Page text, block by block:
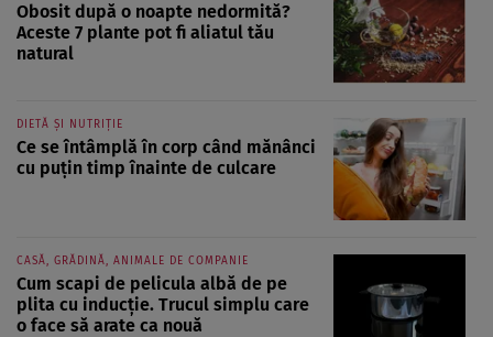
Obosit după o noapte nedormită?
Aceste 7 plante pot fi aliatul tău
natural
DIETĂ ȘI NUTRIȚIE
Ce se întâmplă în corp când mănânci
cu puțin timp înainte de culcare
CASĂ, GRĂDINĂ, ANIMALE DE COMPANIE
Cum scapi de pelicula albă de pe
plita cu inducție. Trucul simplu care
o face să arate ca nouă